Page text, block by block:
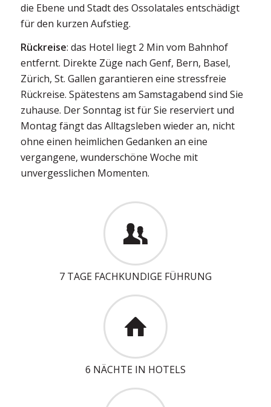
die Ebene und Stadt des Ossolatales entschädigt
für den kurzen Aufstieg.
Rückreise: das Hotel liegt 2 Min vom Bahnhof
entfernt. Direkte Züge nach Genf, Bern, Basel,
Zürich, St. Gallen garantieren eine stressfreie
Rückreise. Spätestens am Samstagabend sind Sie
zuhause. Der Sonntag ist für Sie reserviert und
Montag fängt das Alltagsleben wieder an, nicht
ohne einen heimlichen Gedanken an eine
vergangene, wunderschöne Woche mit
unvergesslichen Momenten.
7 TAGE FACHKUNDIGE FÜHRUNG
6 NÄCHTE IN HOTELS